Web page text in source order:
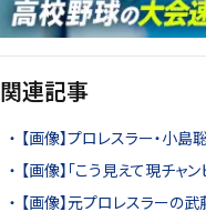
関連記事
【画像】プロレスラー・小
【画像】「こう見えて現チ
【画像】元プロレスラーの